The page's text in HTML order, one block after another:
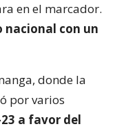
en el marcador.
nacional con un
donde la
por varios
a favor del